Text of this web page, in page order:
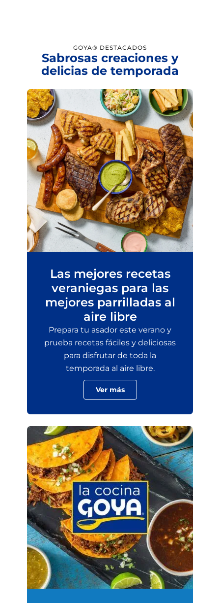
GOYA® DESTACADOS
Sabrosas creaciones y
delicias de temporada
Las mejores recetas
veraniegas para las
mejores parrilladas al
aire libre
Prepara tu asador este verano y
prueba recetas fáciles y deliciosas
para disfrutar de toda la
temporada al aire libre.
Ver más